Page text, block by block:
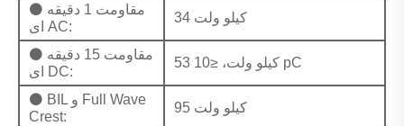
⚫ مقاومت 1 دقیقه
ای AC:
34 کیلو ولت
⚫ مقاومت 15 دقیقه
ای DC:
53 کیلو ولت، ≤10 pC
⚫ BIL و Full Wave
Crest:
95 کیلو ولت